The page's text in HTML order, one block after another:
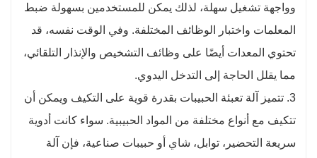
وواجهة تشغيل سهلة، لذلك يمكن للمستخدمين بسهولة ضبط
المعلمات واختبار الوظائف المختلفة. وفي الوقت نفسه، قد
تحتوي المعدات أيضًا على وظائف التشخيص والإنذار التلقائي،
مما يقلل الحاجة إلى التدخل اليدوي.
3. تتميز آلة تعبئة الحبيبات بقدرة قوية على التكيف ويمكن أن
تتكيف مع أنواع مختلفة من المواد الحبيبية. سواء كانت أدوية
سريعة التحضير، توابل، شاي أو حبيبات صناعية، فإن آلة